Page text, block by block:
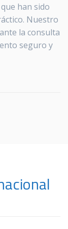
han sido
Nuestro
la consulta
seguro y